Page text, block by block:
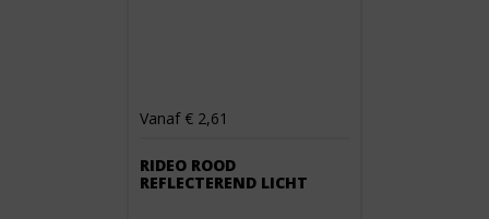
Vanaf € 2,61
RIDEO ROOD
REFLECTEREND LICHT